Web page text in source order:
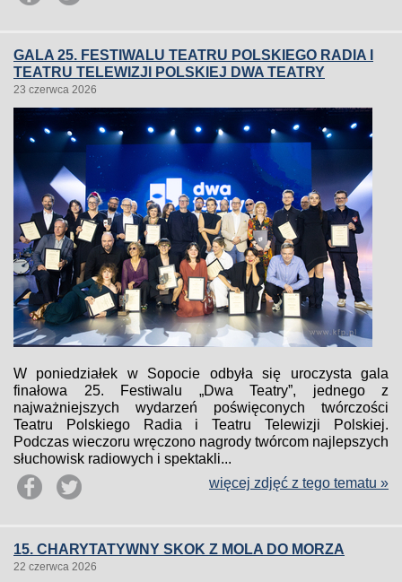
GALA 25. FESTIWALU TEATRU POLSKIEGO RADIA I
TEATRU TELEWIZJI POLSKIEJ DWA TEATRY
23 czerwca 2026
W poniedziałek w Sopocie odbyła się uroczysta gala
finałowa 25. Festiwalu „Dwa Teatry”, jednego z
najważniejszych wydarzeń poświęconych twórczości
Teatru Polskiego Radia i Teatru Telewizji Polskiej.
Podczas wieczoru wręczono nagrody twórcom najlepszych
słuchowisk radiowych i spektakli...
więcej zdjęć z tego tematu »
15. CHARYTATYWNY SKOK Z MOLA DO MORZA
22 czerwca 2026